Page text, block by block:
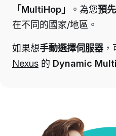
「MultiHop」
。 為您預
在不同的國家/地區。
如果想手動選擇伺服器，
Nexus的 Dynamic